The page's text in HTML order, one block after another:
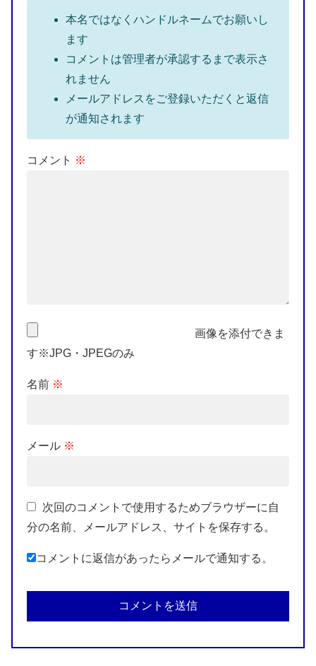
本名ではなくハンドルネームでお願いし
ます
コメントは管理者が承認するまで表示さ
れません
メールアドレスをご登録いただくと返信
が通知されます
コメント ※
画像を添付できま
す※JPG・JPEGのみ
名前 ※
メール ※
次回のコメントで使用するためブラウザーに自
分の名前、メールアドレス、サイトを保存する。
コメントに返信があったらメールで通知する。